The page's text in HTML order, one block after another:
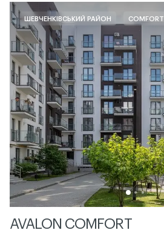
ШЕВЧЕНКІВСЬКИЙ РАЙОН COMFORT
AVALON COMFORT